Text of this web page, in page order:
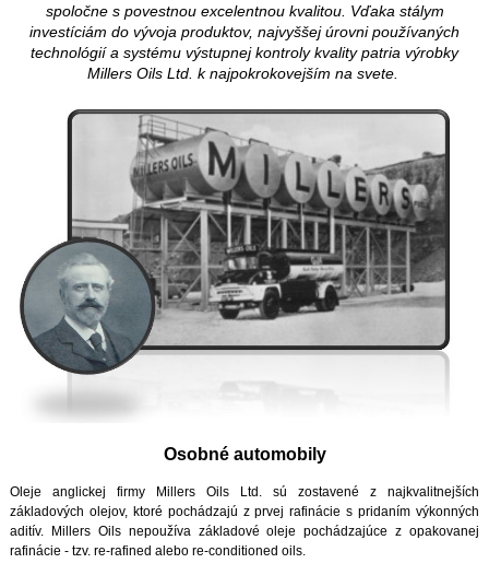
spoločne s povestnou excelentnou kvalitou. Vďaka stálym
investíciám do vývoja produktov, najvyššej úrovni používaných
technológií a systému výstupnej kontroly kvality patria výrobky
Millers Oils Ltd. k najpokrokovejším na svete.
Osobné automobily
Oleje anglickej firmy Millers Oils Ltd. sú zostavené z najkvalitnejších
základových olejov, ktoré pochádzajú z prvej rafinácie s pridaním výkonných
aditív. Millers Oils nepoužíva základové oleje pochádzajúce z opakovanej
rafinácie - tzv. re-rafined alebo re-conditioned oils.